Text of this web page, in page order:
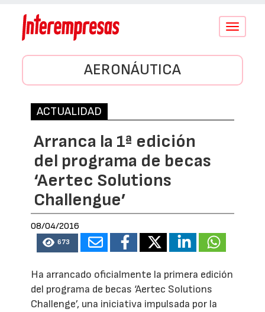
Conmutar
AERONÁUTICA
ACTUALIDAD
Arranca la 1ª edición
del programa de becas
‘Aertec Solutions
Challengue’
08/04/2016
673
Ha arrancado oficialmente la primera edición
del programa de becas ‘Aertec Solutions
Challenge’, una iniciativa impulsada por la